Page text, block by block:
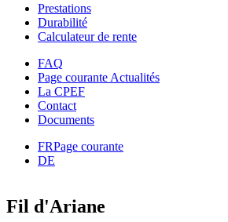
Prestations
Durabilité
Calculateur de rente
FAQ
Page courante Actualités
La CPEF
Contact
Documents
FRPage courante
DE
Fil d'Ariane